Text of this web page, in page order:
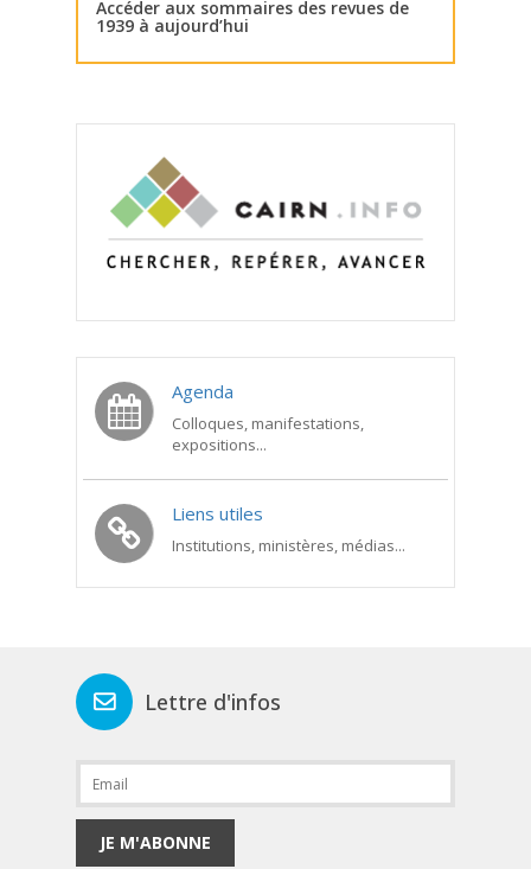
Accéder aux sommaires des revues de
1939 à aujourd’hui
Agenda
Colloques, manifestations,
expositions...
Liens utiles
Institutions, ministères, médias...
Lettre d'infos
JE M'ABONNE